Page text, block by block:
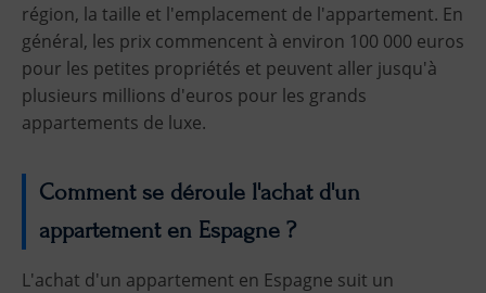
région, la taille et l'emplacement de l'appartement. En
général, les prix commencent à environ 100 000 euros
pour les petites propriétés et peuvent aller jusqu'à
plusieurs millions d'euros pour les grands
appartements de luxe.
Comment se déroule l'achat d'un
appartement en Espagne ?
L'achat d'un appartement en Espagne suit un